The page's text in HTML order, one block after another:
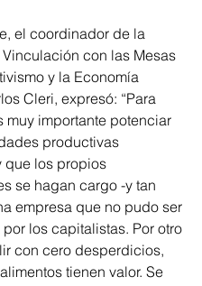
el coordinador de la
con las Mesas
y la Economía
Cleri, expresó: “Para
muy importante potenciar
productivas
que los propios
se hagan cargo -y tan
empresa que no pudo ser
los capitalistas. Por otro
con cero desperdicios,
tienen valor. Se